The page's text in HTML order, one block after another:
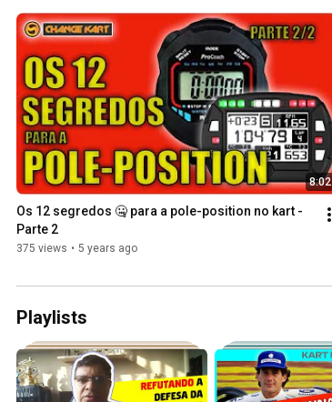
8:02
Os 12 segredos 🤐 para a pole-position no kart -
Parte 2
375 views • 5 years ago
Playlists